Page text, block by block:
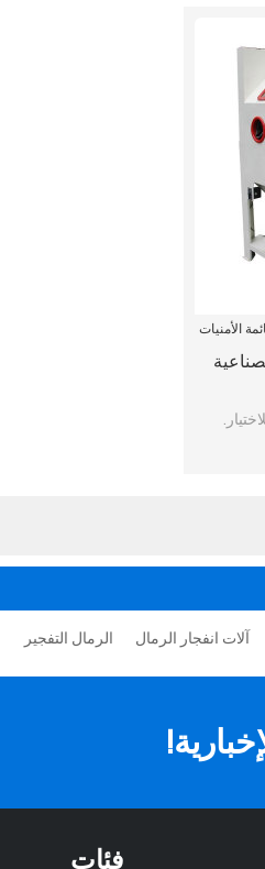
الأمنيات
آلات انفجار الرمال الرمال التفجير
فئات